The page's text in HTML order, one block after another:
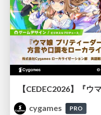
cygames
PRO